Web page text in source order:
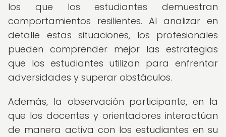
los que los estudiantes demuestran
comportamientos resilientes. Al analizar en
detalle estas situaciones, los profesionales
pueden comprender mejor las estrategias
que los estudiantes utilizan para enfrentar
adversidades y superar obstáculos.
Además, la observación participante, en la
que los docentes y orientadores interactúan
de manera activa con los estudiantes en su